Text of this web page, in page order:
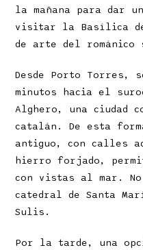
la mañana para dar
visitar la Basílica de
de arte del románico
Desde Porto Torres,
minutos hacia el
Alghero, una ciudad
catalán. De esta
antiguo, con calles
hierro forjado,
con vistas al mar.
catedral de Santa
Sulis.
Por la tarde, una